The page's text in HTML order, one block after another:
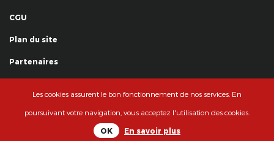
CGU
Plan du site
Partenaires
© La Grande Famille des Clowns - 2018
Les cookies assurent le bon fonctionnement de nos services. En
poursuivant votre navigation, vous acceptez l'utilisation des cookies.
OK En savoir plus